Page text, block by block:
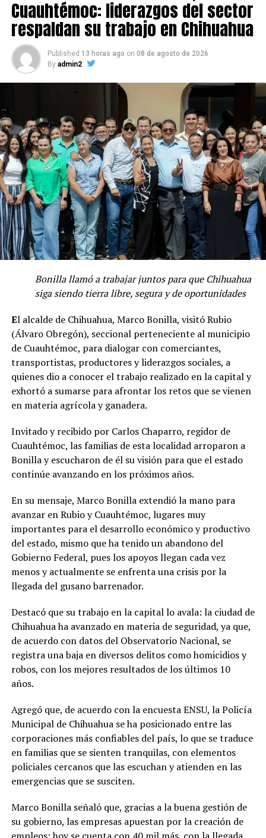
Cuauhtémoc: liderazgos del sector
respaldan su trabajo en Chihuahua
Published 13 horas ago on 08 de agosto de 2026
By admin2
Bonilla llamó a trabajar juntos para que Chihuahua
siga siendo tierra libre, segura y de oportunidades
El alcalde de Chihuahua, Marco Bonilla, visitó Rubio
(Álvaro Obregón), seccional perteneciente al municipio
de Cuauhtémoc, para dialogar con comerciantes,
transportistas, productores y liderazgos sociales, a
quienes dio a conocer el trabajo realizado en la capital y
exhortó a sumarse para afrontar los retos que se vienen
en materia agrícola y ganadera.
Invitado y recibido por Carlos Chaparro, regidor de
Cuauhtémoc, las familias de esta localidad arroparon a
Bonilla y escucharon de él su visión para que el estado
continúe avanzando en los próximos años.
En su mensaje, Marco Bonilla extendió la mano para
avanzar en Rubio y Cuauhtémoc, lugares muy
importantes para el desarrollo económico y productivo
del estado, mismo que ha tenido un abandono del
Gobierno Federal, pues los apoyos llegan cada vez
menos y actualmente se enfrenta una crisis por la
llegada del gusano barrenador.
Destacó que su trabajo en la capital lo avala: la ciudad de
Chihuahua ha avanzado en materia de seguridad, ya que,
de acuerdo con datos del Observatorio Nacional, se
registra una baja en diversos delitos como homicidios y
robos, con los mejores resultados de los últimos 10
años.
Agregó que, de acuerdo con la encuesta ENSU, la Policía
Municipal de Chihuahua se ha posicionado entre las
corporaciones más confiables del país, lo que se traduce
en familias que se sienten tranquilas, con elementos
policiales cercanos que las escuchan y atienden en las
emergencias que se susciten.
Marco Bonilla señaló que, gracias a la buena gestión de
su gobierno, las empresas apuestan por la creación de